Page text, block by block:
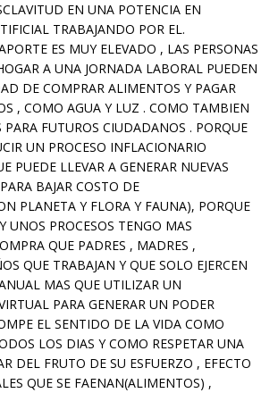
EN UNA POTENCIA EN
TRABAJANDO POR EL.
ES MUY ELEVADO , LAS PERSONAS
A UNA JORNADA LABORAL PUEDEN
DE COMPRAR ALIMENTOS Y PAGAR
, COMO AGUA Y LUZ . COMO TAMBIEN
PARA FUTUROS CIUDADANOS . PORQUE
UN PROCESO INFLACIONARIO
PUEDE LLEVAR A GENERAR NUEVAS
BAJAR COSTO DE
PLANETA Y FLORA Y FAUNA), PORQUE
UNOS PROCESOS TENGO MAS
QUE PADRES , MADRES ,
QUE TRABAJAN Y QUE SOLO EJERCEN
MAS QUE UTILIZAR UN
PARA GENERAR UN PODER
EL SENTIDO DE LA VIDA COMO
LOS DIAS Y COMO RESPETAR UNA
DEL FRUTO DE SU ESFUERZO , EFECTO
QUE SE FAENAN(ALIMENTOS) ,